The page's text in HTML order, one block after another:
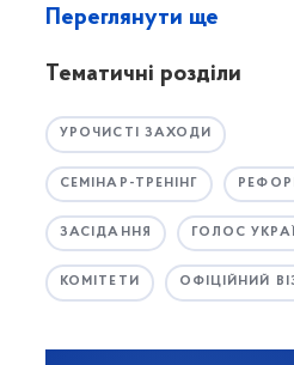
Переглянути ще
Тематичні розділи
УРОЧИСТІ ЗАХОДИ
СЕМІНАР-ТРЕНІНГ
ЗАСІДАННЯ ГОЛОС
КОМІТЕТИ ОФІЦІЙНИЙ